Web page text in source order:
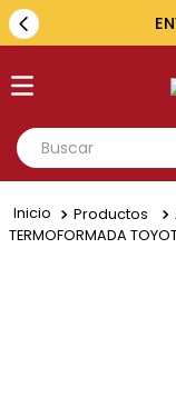
Buscar
1.
toyota
Productos
TERMOFORMADA